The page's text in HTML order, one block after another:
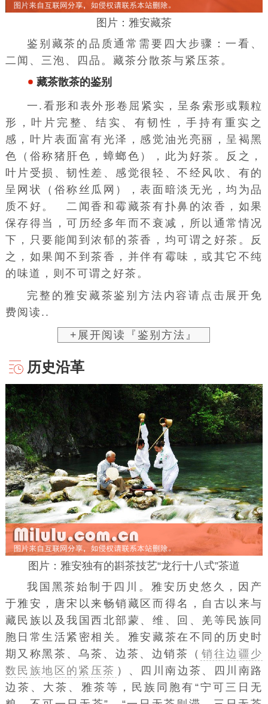
图片：雅安藏茶
鉴别藏茶的品质通常需要四大步骤：一看、
二闻、三泡、四品。藏茶分散茶与紧压茶。
藏茶散茶的鉴别
一.看形和表外形卷屈紧实，呈条索形或颗粒
形， 叶 片完整、结实、有韧性，手持有重实之
感，叶片表面富有光泽，感觉油光亮丽，呈褐黑
色（俗称猪肝色，蟑螂色），此为好茶。反之，
叶片受损、韧性差、感觉很轻、不经风吹、有的
呈网状（俗称丝瓜网），表面暗淡无光，均为品
质不好。 二闻香和霉藏茶有扑鼻的浓香，如果
保存得当，可历经多年而不衰减，所以通常情况
下，只要能闻到浓郁的茶香，均可谓之好茶。反
之，如果闻不到茶香，并伴有霉味，或其它不纯
的味道，则不可谓之好茶。
完整的雅安藏茶鉴别方法内容请点击展开免
费阅读..
+展开阅读『鉴别方法』
历史沿革
图片：雅安独有的斟茶技艺“龙行十八式”茶道
我国黑茶始制于四川。雅安历史悠久，因产
于雅安，唐宋以来畅销藏区而得名，自古以来与
藏民族以及我国西北部蒙、维、回、羌等民族同
胞日常生活紧密相关。雅安藏茶在不同的历史时
期又称黑茶 、乌茶、 边茶 、边销茶（ 销往边疆少
数民族地区的紧压茶 ）、四川南边茶、四川南路
边茶、大茶、雅茶等，民族同胞有“宁可三日无